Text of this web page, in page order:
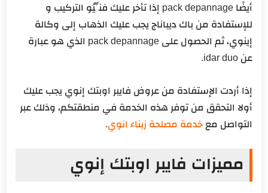
أيضًا pack depannage إذا تأخر عليك فنِّيُو التركيب و
للإستفادة من باك ديباناج يجب عليك الذهاب إلى وكالة
إينوي، ثم الحصول على pack depannage الذي هو عبارة
عن idar duo.
إذا أردت الإستفادة من عروض فايبر اوبتك إنوي يجب عليك
أولا التحقق من توفر هذه الخدمة في منطقتكم، وذلك عبر
التواصل معخدمة مصلحة زبناء انوي.
مميزات فايبر اوبتك إنوي